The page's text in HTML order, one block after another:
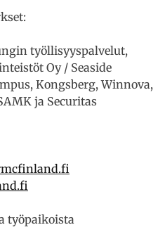
työllisyyspalvelut,
Oy / Seaside
Kongsberg, Winnova,
ja Securitas
työpaikoista